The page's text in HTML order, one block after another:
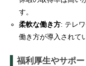
す。
柔軟な働き方: テレ
働き方が導入されて
福利厚生やサポ